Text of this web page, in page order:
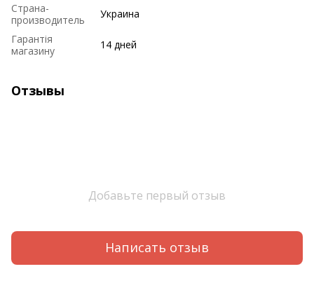
Страна-
производитель
Украина
Гарантія
магазину
14 дней
Отзывы
Добавьте первый отзыв
Написать отзыв